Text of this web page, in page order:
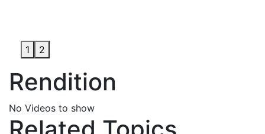
1 2
Rendition
No Videos to show